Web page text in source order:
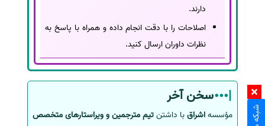
دارند.
اصلاحات را با دقت انجام داده و همراه با پاسخ به
نظرات داوران ارسال کنید.
سخن آخر
مؤسسهاشراقبا داشتنتیم مترجمین و ویراستارهای متخصص